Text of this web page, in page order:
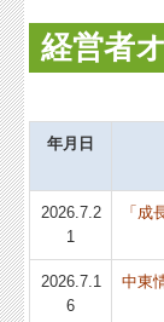
交通案内
業務案内
リンク集
補助金・助成金
経営者お役立ち
経営者オススメ情
経営者
年月日
2026.7.2
1
「成
2026.7.1
6
中東